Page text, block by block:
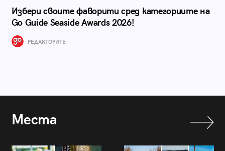
Избери своите фаворити сред категориите на
Go Guide Seaside Awards 2026!
РЕДАКТОРИТЕ
Места